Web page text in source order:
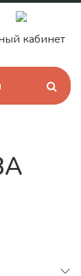
кабинет